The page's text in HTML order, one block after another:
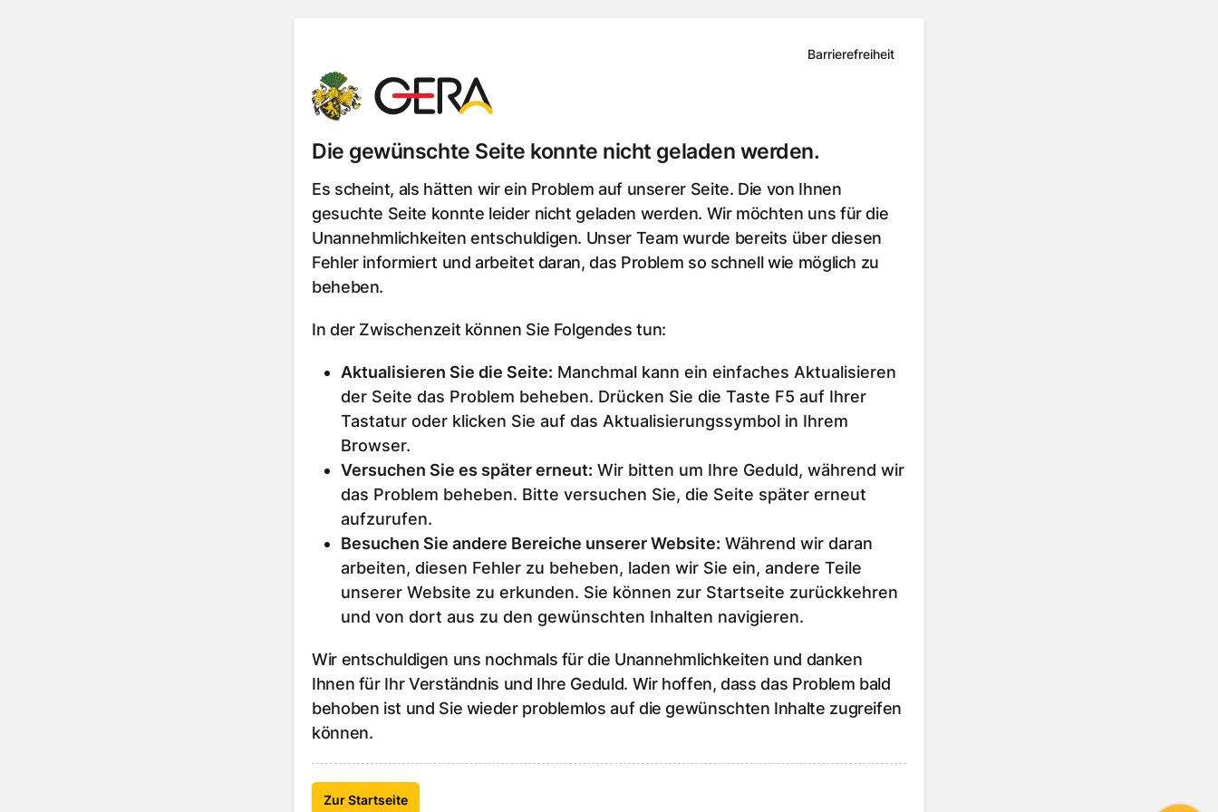
Barrierefreiheit
Die gewünschte Seite konnte nicht geladen werden.
Es scheint, als hätten wir ein Problem auf unserer Seite. Die von Ihnen
gesuchte Seite konnte leider nicht geladen werden. Wir möchten uns für die
Unannehmlichkeiten entschuldigen. Unser Team wurde bereits über diesen
Fehler informiert und arbeitet daran, das Problem so schnell wie möglich zu
beheben.
In der Zwischenzeit können Sie Folgendes tun:
Aktualisieren Sie die Seite: Manchmal kann ein einfaches Aktualisieren
der Seite das Problem beheben. Drücken Sie die Taste F5 auf Ihrer
Tastatur oder klicken Sie auf das Aktualisierungssymbol in Ihrem
Browser.
Versuchen Sie es später erneut: Wir bitten um Ihre Geduld, während wir
das Problem beheben. Bitte versuchen Sie, die Seite später erneut
aufzurufen.
Besuchen Sie andere Bereiche unserer Website: Während wir daran
arbeiten, diesen Fehler zu beheben, laden wir Sie ein, andere Teile
unserer Website zu erkunden. Sie können zur Startseite zurückkehren
und von dort aus zu den gewünschten Inhalten navigieren.
Wir entschuldigen uns nochmals für die Unannehmlichkeiten und danken
Ihnen für Ihr Verständnis und Ihre Geduld. Wir hoffen, dass das Problem bald
behoben ist und Sie wieder problemlos auf die gewünschten Inhalte zugreifen
können.
Zur Startseite